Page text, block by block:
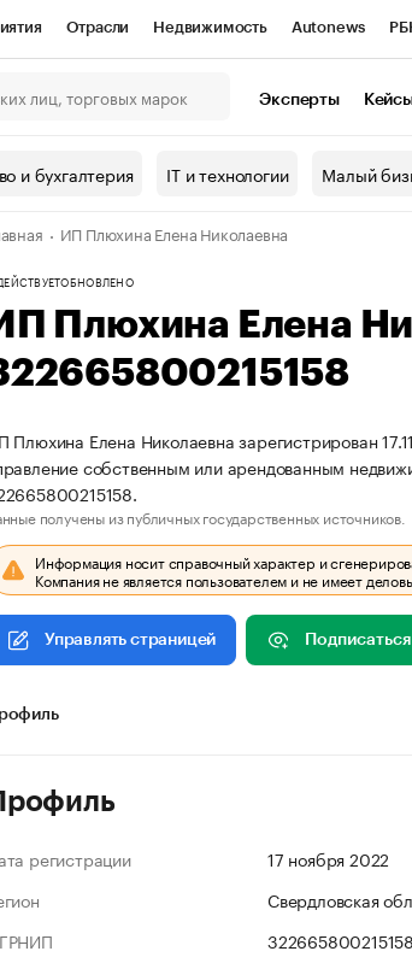
Отрасли Недвижимость Autonews
Проверка контрагентов
валюты
Эксперты
и бухгалтерия IT и технологии Малый
ИП Плюхина Елена Николаевна
ОБНОВЛЕНО
Плюхина Елена
Плюхина Елена Николаевна зарегистрирован
собственным или арендованным
получены из публичных государственных источников.
Информация носит справочный характер и
Компания не является пользователем и не имеет
Управлять страницей
регистрации
17 ноября 2022
Свердловская
322665800215158